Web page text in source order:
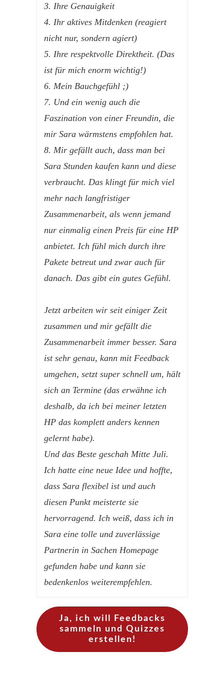
3. Ihre Genauigkeit
4. Ihr aktives Mitdenken (reagiert
nicht nur, sondern agiert)
5. Ihre respektvolle Direktheit. (Das
ist für mich enorm wichtig!)
6. Mein Bauchgefühl ;)
7. Und ein wenig auch die
Faszination von einer Freundin, die
mir Sara wärmstens empfohlen hat.
8. Mir gefällt auch, dass man bei
Sara Stunden kaufen kann und diese
verbraucht. Das klingt für mich viel
mehr nach langfristiger
Zusammenarbeit, als wenn jemand
nur einmalig einen Preis für eine HP
anbietet. Ich fühl mich durch ihre
Pakete betreut und zwar auch für
danach. Das gibt ein gutes Gefühl.
Jetzt arbeiten wir seit einiger Zeit
zusammen und mir gefällt die
Zusammenarbeit immer besser. Sara
ist sehr genau, kann mit Feedback
umgehen, setzt super schnell um, hält
sich an Termine (das erwähne ich
deshalb, da ich bei meiner letzten
HP das komplett anders kennen
gelernt habe).
Und das Beste geschah Mitte Juli.
Ich hatte eine neue Idee und hoffte,
dass Sara flexibel ist und auch
diesen Punkt meisterte sie
hervorragend. Ich weiß, dass ich in
Sara einetolle und zuverlässige
Partnerin in Sachen Homepage
gefunden habe und kann sie
bedenkenlos weiterempfehlen.
Ja, ich will Feedbacks
sammeln und Quizzes
erstellen!